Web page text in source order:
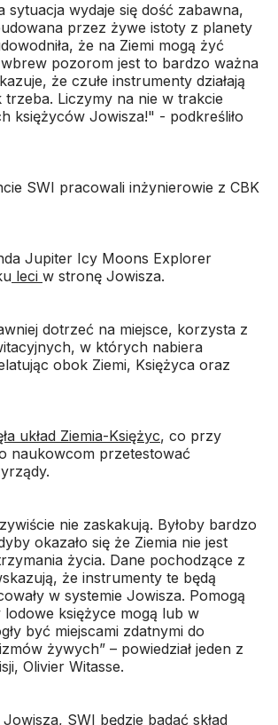
sytuacja wydaje się dość zabawna,
przez żywe istoty z planety
że na Ziemi mogą żyć
pozorom jest to bardzo ważna
że czułe instrumenty działają
trzeba. Liczymy na nie w trakcie
księżyców Jowisza!" - podkreśliło
SWI pracowali inżynierowie z CBK
Jupiter Icy Moons Explorer
leci w stronę Jowisza.
dotrzeć na miejsce, korzysta z
w których nabiera
obok Ziemi, Księżyca oraz
układ Ziemia-Księżyc, co przy
naukowcom przetestować
nie zaskakują. Byłoby bardzo
okazało się że Ziemia nie jest
życia. Dane pochodzące z
że instrumenty te będą
w systemie Jowisza. Pomogą
księżyce mogą lub w
być miejscami zdatnymi do
żywych” – powiedział jeden z
Olivier Witasse.
SWI będzie badać skład